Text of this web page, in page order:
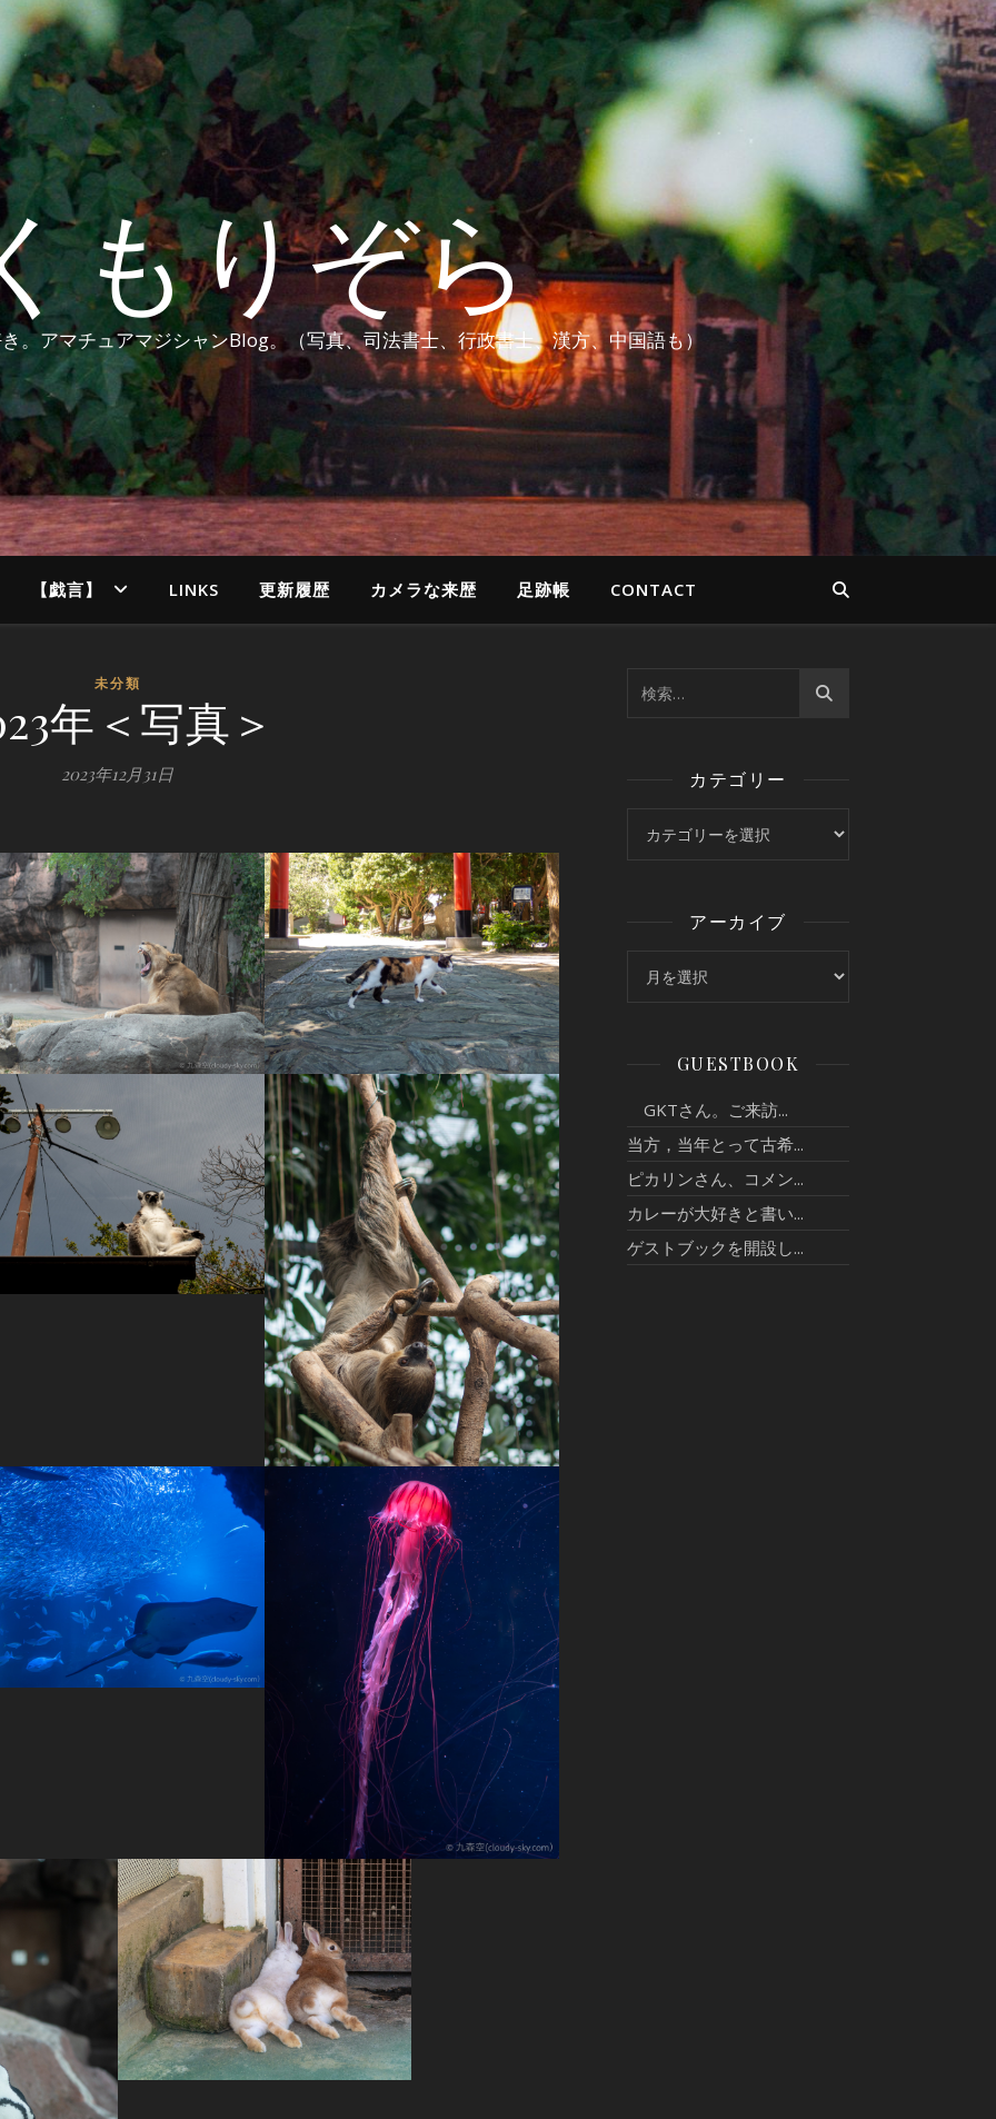
もりぞら
。アマチュアマジシャンBlog。（写真、司法書士、行政書士、漢方、中国語も）
【戯言】 LINKS 更新履歴 カメラな来歴 足跡帳 CONTACT
未分類
年＜写真＞
2023年12月31日 カテゴリー
アーカイブ
GUESTBOOK
GKTさん。ご来訪...
当方，当年とって古希...
ピカリンさん、コメン...
カレーが大好きと書い...
ゲストブックを開設し...